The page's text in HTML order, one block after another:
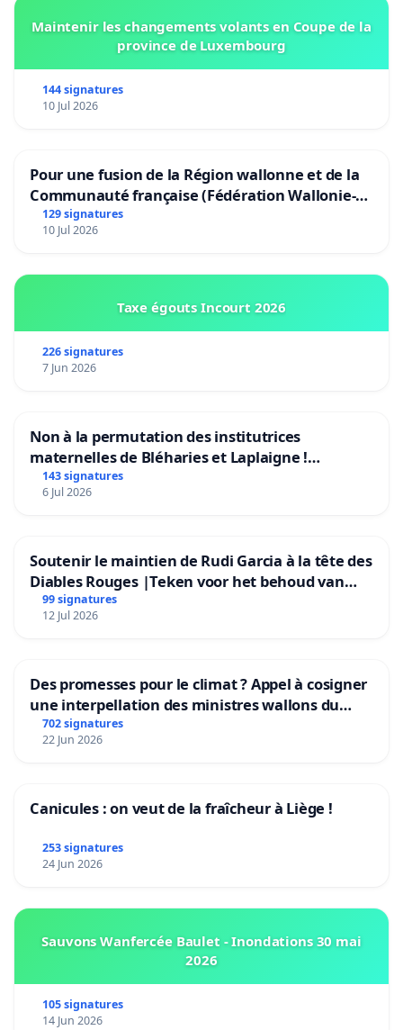
Maintenir les changements volants en Coupe de la
province de Luxembourg
144 signatures
10 Jul 2026
Pour une fusion de la Région wallonne et de la
Communauté française (Fédération Wallonie-
Bruxelles)
129 signatures
10 Jul 2026
Taxe égouts Incourt 2026
226 signatures
7 Jun 2026
Non à la permutation des institutrices
maternelles de Bléharies et Laplaigne !
Préservons la stabilité de nos enfants.
143 signatures
6 Jul 2026
Soutenir le maintien de Rudi Garcia à la tête des
Diables Rouges |Teken voor het behoud van
Rudi Garcia als bondscoach
99 signatures
12 Jul 2026
Des promesses pour le climat ? Appel à cosigner
une interpellation des ministres wallons du
climat et de l’environnement.
702 signatures
22 Jun 2026
Canicules : on veut de la fraîcheur à Liège !
253 signatures
24 Jun 2026
Sauvons Wanfercée Baulet - Inondations 30 mai
2026
105 signatures
14 Jun 2026